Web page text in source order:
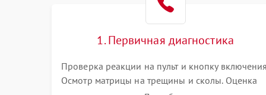
Корпус и механика
1. Первичная диагностика
Проверка реакции на пульт и кнопку
Осмотр матрицы на трещины и сколы. Оценка